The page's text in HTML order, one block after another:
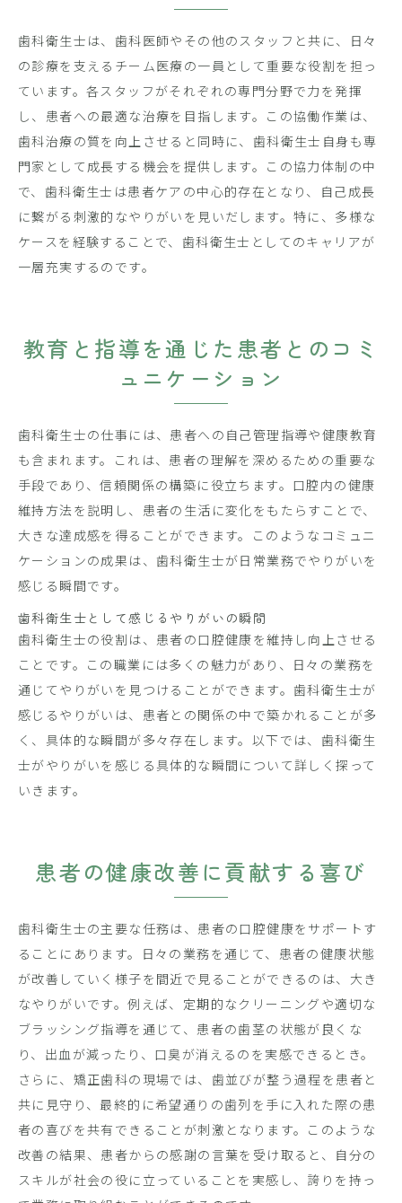
歯科衛生士は、歯科医師やその他のスタッフと共に、日々
の診療を支えるチーム医療の一員として重要な役割を担っ
ています。各スタッフがそれぞれの専門分野で力を発揮
し、患者への最適な治療を目指します。この協働作業は、
歯科治療の質を向上させると同時に、歯科衛生士自身も専
門家として成長する機会を提供します。この協力体制の中
で、歯科衛生士は患者ケアの中心的存在となり、自己成長
に繋がる刺激的なやりがいを見いだします。特に、多様な
ケースを経験することで、歯科衛生士としてのキャリアが
一層充実するのです。
教育と指導を通じた患者とのコミ
ュニケーション
歯科衛生士の仕事には、患者への自己管理指導や健康教育
も含まれます。これは、患者の理解を深めるための重要な
手段であり、信頼関係の構築に役立ちます。口腔内の健康
維持方法を説明し、患者の生活に変化をもたらすことで、
大きな達成感を得ることができます。このようなコミュニ
ケーションの成果は、歯科衛生士が日常業務でやりがいを
感じる瞬間です。
歯科衛生士として感じるやりがいの瞬間
歯科衛生士の役割は、患者の口腔健康を維持し向上させる
ことです。この職業には多くの魅力があり、日々の業務を
通じてやりがいを見つけることができます。歯科衛生士が
感じるやりがいは、患者との関係の中で築かれることが多
く、具体的な瞬間が多々存在します。以下では、歯科衛生
士がやりがいを感じる具体的な瞬間について詳しく探って
いきます。
患者の健康改善に貢献する喜び
歯科衛生士の主要な任務は、患者の口腔健康をサポートす
ることにあります。日々の業務を通じて、患者の健康状態
が改善していく様子を間近で見ることができるのは、大き
なやりがいです。例えば、定期的なクリーニングや適切な
ブラッシング指導を通じて、患者の歯茎の状態が良くな
り、出血が減ったり、口臭が消えるのを実感できるとき。
さらに、矯正歯科の現場では、歯並びが整う過程を患者と
共に見守り、最終的に希望通りの歯列を手に入れた際の患
者の喜びを共有できることが刺激となります。このような
改善の結果、患者からの感謝の言葉を受け取ると、自分の
スキルが社会の役に立っていることを実感し、誇りを持っ